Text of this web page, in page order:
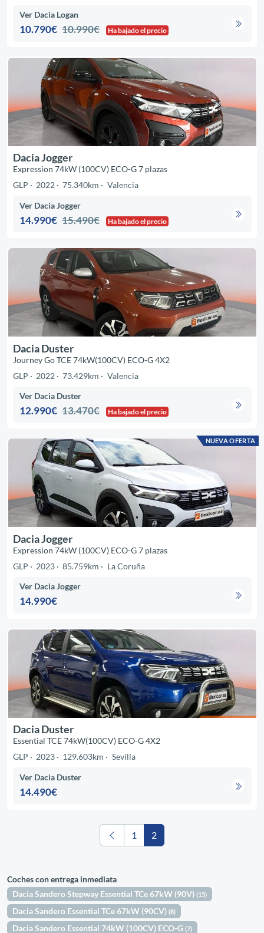
Ver Dacia Logan
10.790€ 10.990€ Ha bajado el precio
Dacia Jogger
Expression 74kW (100CV) ECO-G 7 plazas
GLP
2022 75.340km Valencia
Ver Dacia Jogger
14.990€ 15.490€ Ha bajado el precio
Dacia Duster
Journey Go TCE 74kW(100CV) ECO-G 4X2
GLP
2022 73.429km Valencia
Ver Dacia Duster
12.990€ 13.470€ Ha bajado el precio
NUEVA OFERTA
Dacia Jogger
Expression 74kW (100CV) ECO-G 7 plazas
GLP
2023 85.759km La Coruña
Ver Dacia Jogger
14.990€
Dacia Duster
Essential TCE 74kW(100CV) ECO-G 4X2
GLP
2023 129.603km Sevilla
Ver Dacia Duster
14.490€
1 2
Coches con entrega inmediata
Dacia Sandero Stepway Essential TCe 67kW (90V)(15)
Dacia Sandero Essential TCe 67kW (90CV)(8)
Dacia Sandero Essential 74kW (100CV) ECO-G(7)